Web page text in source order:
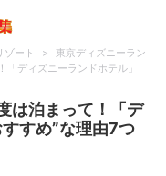
ゾート >
東京ディズニーラン
「ディズニーランドホテル」
は泊まって！「デ
すめ”な理由7つ